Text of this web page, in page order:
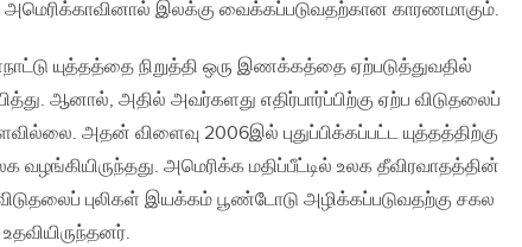
இலக்கு வைக்கப்படுவதற்கான காரணமாகும்.
யுத்தத்தை நிறுத்தி ஒரு இணக்கத்தை ஏற்படுத்துவதில்
ஆனால், அதில் அவர்களது எதிர்பார்ப்பிற்கு ஏற்ப விடுதலைப்
அதன் விளைவு 2006இல் புதுப்பிக்கப்பட்ட யுத்தத்திற்கு
அமெரிக்க மதிப்பீட்டில் உலக தீவிரவாதத்தின்
புலிகள் இயக்கம் பூண்டோடு அழிக்கப்படுவதற்கு சகல